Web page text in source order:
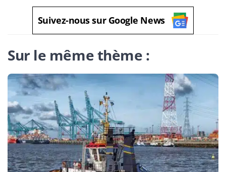
Suivez-nous sur Google News
Sur le même thème :